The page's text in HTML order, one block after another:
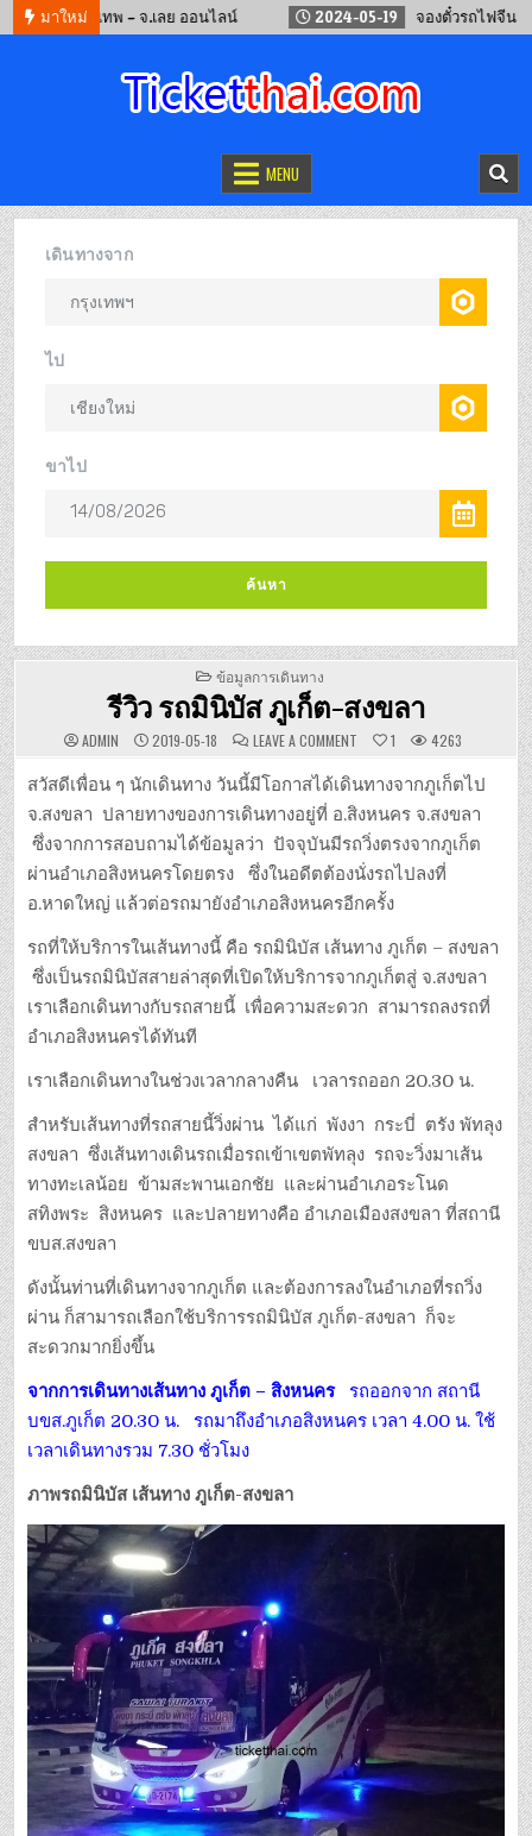
มาใหม่
กรุงเทพ – จ.เลย ออนไลน์ 2024-05-19 จองตั๋วรถไฟจีน คุนหมิน –
MENU
POSTED
IN
ข้อมูลการเดินทาง
รีวิว รถมินิบัส ภูเก็ต-สงขลา
ADMIN 2019-05-18 LEAVE A COMMENTON
รีวิว
มิ
นิ
บัส
ภูเก็ต-
สงขลา
1 4263
สวัสดีเพื่อน ๆ นักเดินทาง วันนี้มีโอกาสได้เดินทางจากภูเก็ตไป
จ.สงขลา ปลายทางของการเดินทางอยู่ที่ อ.สิงหนคร จ.สงขลา
ซึ่งจากการสอบถามได้ข้อมูลว่า ปัจจุบันมีรถวิ่งตรงจากภูเก็ต
ผ่านอำเภอสิงหนครโดยตรง ซึ่งในอดีตต้องนั่งรถไปลงที่
อ.หาดใหญ่ แล้วต่อรถมายังอำเภอสิงหนครอีกครั้ง
รถที่ให้บริการในเส้นทางนี้ คือ รถมินิบัส เส้นทาง ภูเก็ต – สงขลา
ซึ่งเป็นรถมินิบัสสายล่าสุดที่เปิดให้บริการจากภูเก็ตสู่ จ.สงขลา
เราเลือกเดินทางกับรถสายนี้ เพื่อความสะดวก สามารถลงรถที่
อำเภอสิงหนครได้ทันที
เราเลือกเดินทางในช่วงเวลากลางคืน เวลารถออก 20.30 น.
สำหรับเส้นทางที่รถสายนี้วิ่งผ่าน ได้แก่ พังงา กระบี่ ตรัง พัทลุง
สงขลา ซึ่งเส้นทางเดินรถเมื่อรถเข้าเขตพัทลุง รถจะวิ่งมาเส้น
ทางทะเลน้อย ข้ามสะพานเอกชัย และผ่านอำเภอระโนด
สทิงพระ สิงหนคร และปลายทางคือ อำเภอเมืองสงขลา ที่สถานี
ขบส.สงขลา
ดังนั้นท่านที่เดินทางจากภูเก็ต และต้องการลงในอำเภอที่รถวิ่ง
ผ่าน ก็สามารถเลือกใช้บริการรถมินิบัส ภูเก็ต-สงขลา ก็จะ
สะดวกมากยิ่งขึ้น
จากการเดินทางเส้นทาง ภูเก็ต – สิงหนคร รถออกจาก สถานี
บขส.ภูเก็ต 20.30 น. รถมาถึงอำเภอสิงหนคร เวลา 4.00 น. ใช้
เวลาเดินทางรวม 7.30 ชั่วโมง
ภาพรถมินิบัส เส้นทาง ภูเก็ต-สงขลา